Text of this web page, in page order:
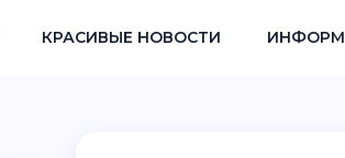
КРАСИВЫЕ НОВОСТИ ИНФОРМ